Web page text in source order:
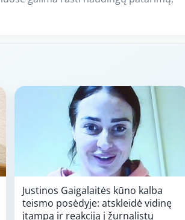
Justinos Gaigalaitės kūno kalba
teismo posėdyje: atskleidė vidinę
įtampą ir reakciją į žurnalistų